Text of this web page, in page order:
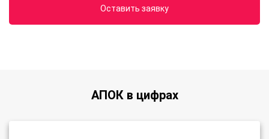
Оставить заявку
АПОК в цифрах